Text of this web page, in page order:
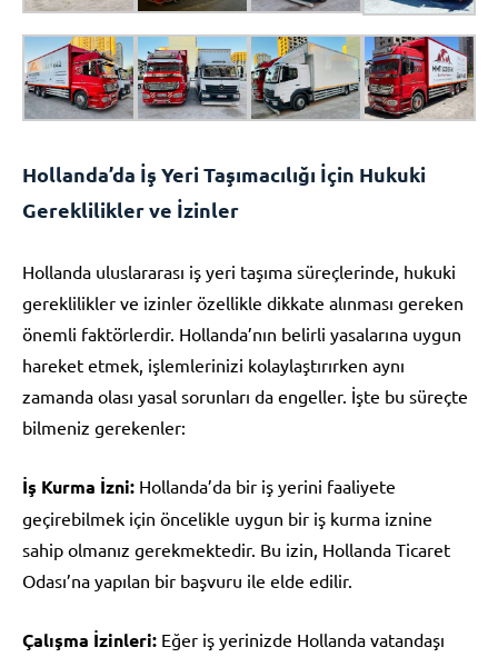
Hollanda’da İş Yeri Taşımacılığı İçin Hukuki
Gereklilikler ve İzinler
Hollanda uluslararası iş yeri taşıma süreçlerinde, hukuki
gereklilikler ve izinler özellikle dikkate alınması gereken
önemli faktörlerdir. Hollanda’nın belirli yasalarına uygun
hareket etmek, işlemlerinizi kolaylaştırırken aynı
zamanda olası yasal sorunları da engeller. İşte bu süreçte
bilmeniz gerekenler:
İş Kurma İzni: Hollanda’da bir iş yerini faaliyete
geçirebilmek için öncelikle uygun bir iş kurma iznine
sahip olmanız gerekmektedir. Bu izin, Hollanda Ticaret
Odası’na yapılan bir başvuru ile elde edilir.
Çalışma İzinleri: Eğer iş yerinizde Hollanda vatandaşı